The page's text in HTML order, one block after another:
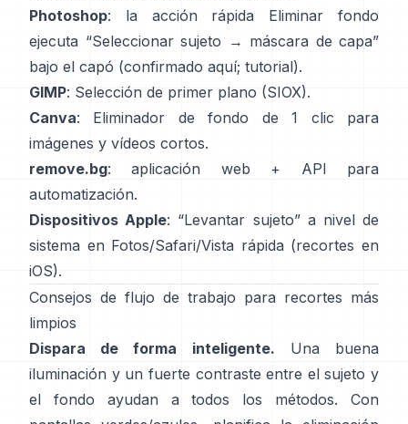
Photoshop: la acción rápida Eliminar fondo
ejecuta “Seleccionar sujeto → máscara de capa”
bajo el capó (confirmado aquí; tutorial).
GIMP: Selección de primer plano (SIOX).
Canva: Eliminador de fondo de 1 clic para
imágenes y vídeos cortos.
remove.bg: aplicación web + API para
automatización.
Dispositivos Apple: “Levantar sujeto” a nivel de
sistema en Fotos/Safari/Vista rápida (recortes en
iOS).
Consejos de flujo de trabajo para recortes más
limpios
Dispara de forma inteligente. Una buena
iluminación y un fuerte contraste entre el sujeto y
el fondo ayudan a todos los métodos. Con